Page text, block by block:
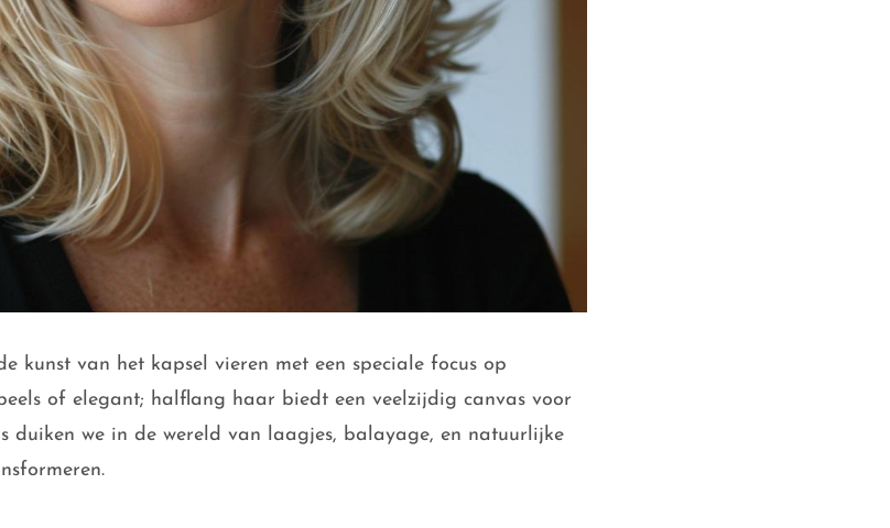
kunst van het kapsel vieren met een speciale focus op
of elegant; halflang haar biedt een veelzijdig canvas voor
duiken we in de wereld van laagjes, balayage, en natuurlijke